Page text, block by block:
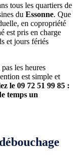
tous les quartiers de
du Essonne. Que
en copropriété
est pris en charge
et jours fériés
les heures
est simple et
le 09 72 51 99 85 :
temps un